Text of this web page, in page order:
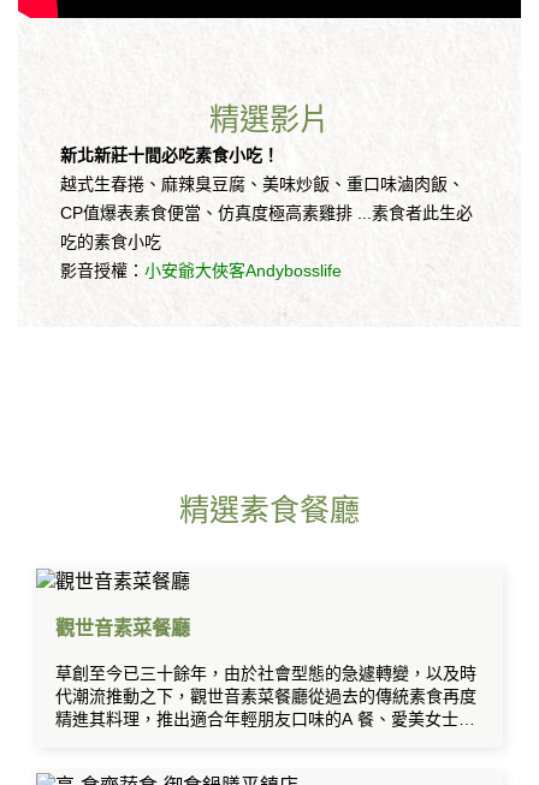
精選影片
新北新莊十間必吃素食小吃！
越式生春捲、麻辣臭豆腐、美味炒飯、重口味滷肉飯、
CP值爆表素食便當、仿真度極高素雞排 ...素食者此生必
吃的素食小吃
影音授權： 小安爺大俠客Andybosslife
精選素食餐廳
觀世音素菜餐廳
草創至今已三十餘年，由於社會型態的急遽轉變，以及時
代潮流推動之下，觀世音素菜餐廳從過去的傳統素食再度
精進其料理，推出適合年輕朋友口味的A 餐、愛美女士們